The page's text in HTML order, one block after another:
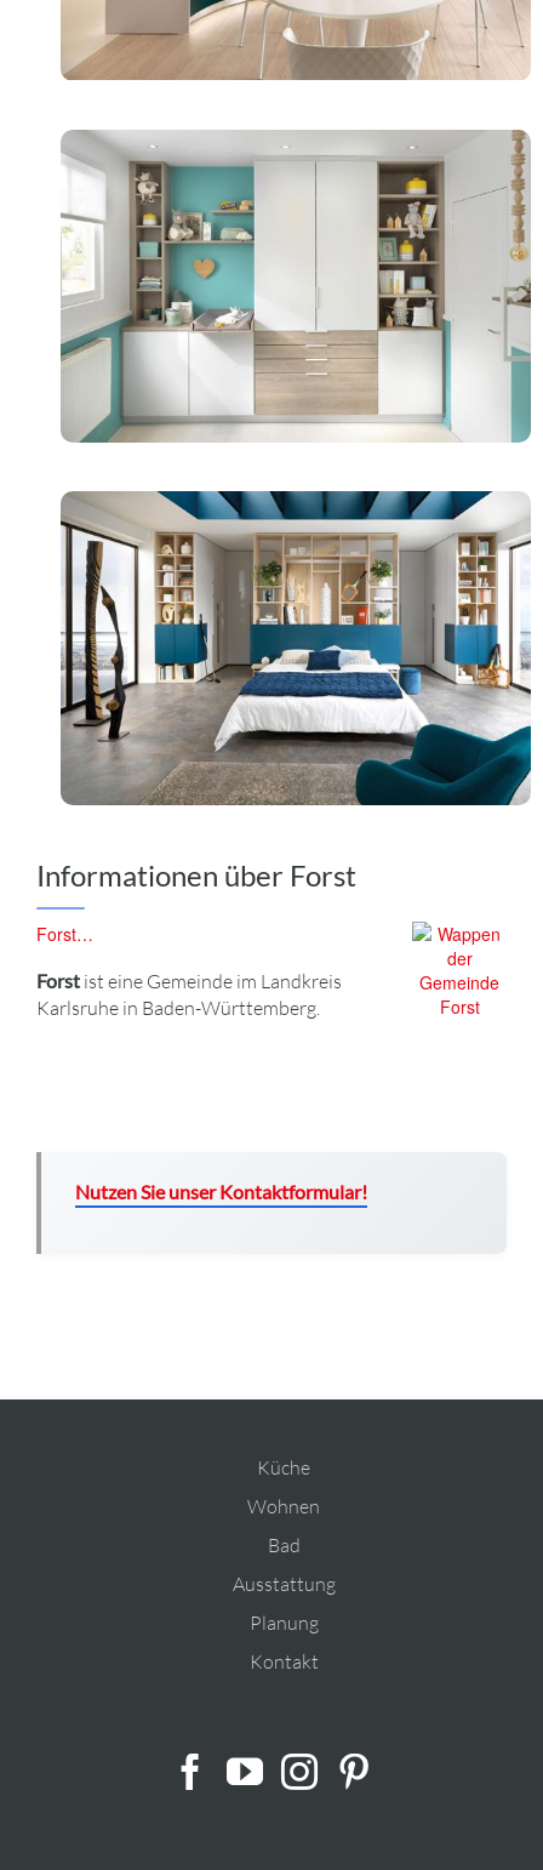
Informationen über Forst
Forst…
Forst ist eine Gemeinde im Landkreis
Karlsruhe in Baden-Württemberg.
Nutzen Sie unser Kontaktformular!
Küche
Wohnen
Bad
Ausstattung
Planung
Kontakt